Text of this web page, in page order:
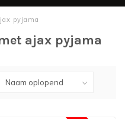
pyjama
ajax pyjama